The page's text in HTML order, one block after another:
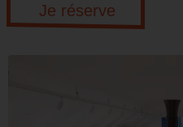
Je réserve